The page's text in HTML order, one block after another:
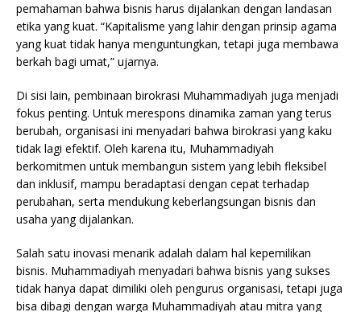
pemahaman bahwa bisnis harus dijalankan dengan landasan
etika yang kuat. “Kapitalisme yang lahir dengan prinsip agama
yang kuat tidak hanya menguntungkan, tetapi juga membawa
berkah bagi umat,” ujarnya.
Di sisi lain, pembinaan birokrasi Muhammadiyah juga menjadi
fokus penting. Untuk merespons dinamika zaman yang terus
berubah, organisasi ini menyadari bahwa birokrasi yang kaku
tidak lagi efektif. Oleh karena itu, Muhammadiyah
berkomitmen untuk membangun sistem yang lebih fleksibel
dan inklusif, mampu beradaptasi dengan cepat terhadap
perubahan, serta mendukung keberlangsungan bisnis dan
usaha yang dijalankan.
Salah satu inovasi menarik adalah dalam hal kepemilikan
bisnis. Muhammadiyah menyadari bahwa bisnis yang sukses
tidak hanya dapat dimiliki oleh pengurus organisasi, tetapi juga
bisa dibagi dengan warga Muhammadiyah atau mitra yang